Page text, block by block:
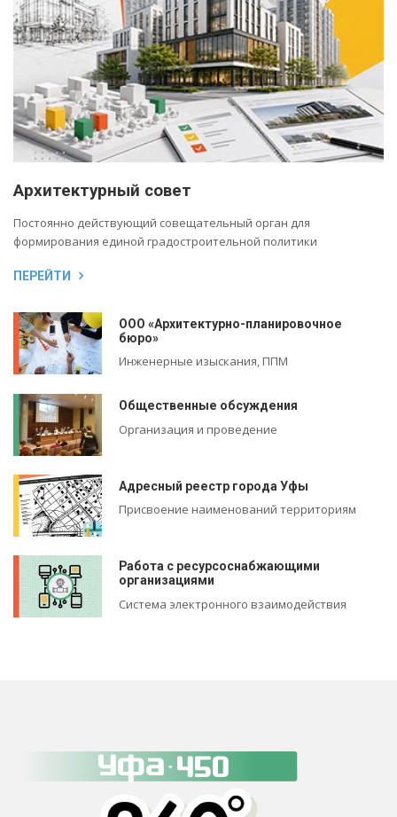
Архитектурный совет
Постоянно действующий совещательный орган для
формирования единой градостроительной политики
ПЕРЕЙТИ
ООО «Архитектурно-планировочное
бюро»
Инженерные изыскания, ППМ
Общественные обсуждения
Организация и проведение
Адресный реестр города Уфы
Присвоение наименований территориям
Работа с ресурсоснабжающими
организациями
Система электронного взаимодействия